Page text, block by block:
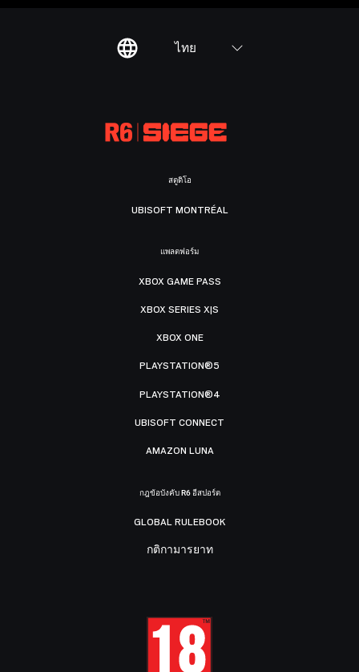
ไทย
สตูดิโอ
UBISOFT MONTRÉAL
แพลตฟอร์ม
XBOX GAME PASS
XBOX SERIES X|S
XBOX ONE
PLAYSTATION®5
PLAYSTATION®4
UBISOFT CONNECT
AMAZON LUNA
กฎข้อบังคับ R6 อีสปอร์ต
GLOBAL RULEBOOK
กติกามารยาท